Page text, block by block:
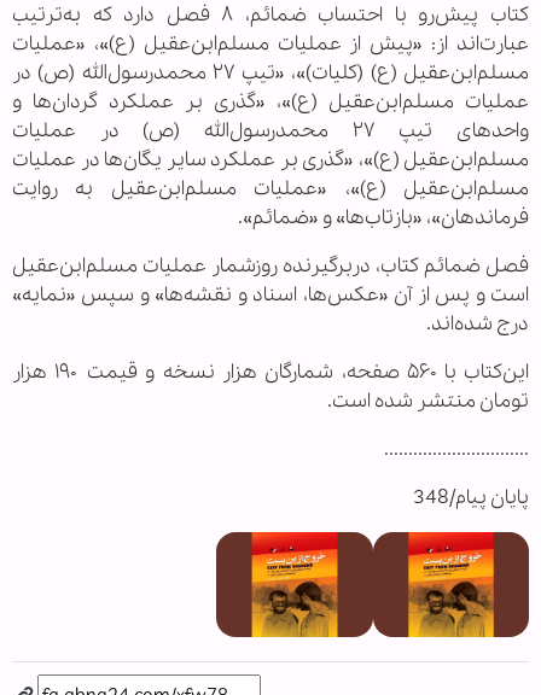
کتاب پیش‌رو با احتساب ضمائم، ۸ فصل دارد که به‌ترتیب
عبارت‌اند از: «پیش از عملیات مسلم‌ابن‌عقیل (ع)»، «عملیات
مسلم‌ابن‌عقیل (ع) (کلیات)»، «تیپ ۲۷ محمدرسول‌الله (ص) در
عملیات مسلم‌ابن‌عقیل (ع)»، «گذری بر عملکرد گردان‌ها و
واحدهای تیپ ۲۷ محمدرسول‌الله (ص) در عملیات
مسلم‌ابن‌عقیل (ع)»، «گذری بر عملکرد سایر یگان‌ها در عملیات
مسلم‌ابن‌عقیل (ع)»، «عملیات مسلم‌ابن‌عقیل به روایت
فرماندهان»، «بازتاب‌ها» و «ضمائم».
فصل ضمائم کتاب، دربرگیرنده روزشمار عملیات مسلم‌ابن‌عقیل
است و پس از آن «عکس‌ها، اسناد و نقشه‌ها» و سپس «نمایه»
درج شده‌اند.
این‌کتاب با ۵۶۰ صفحه، شمارگان هزار نسخه و قیمت ۱۹۰ هزار
تومان منتشر شده است.
..............................
پایان پیام/348